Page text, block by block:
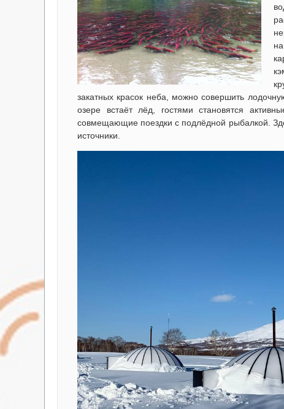
закатных красок неба, можно совершить
озере встаёт лёд, гостями становятся
совмещающие поездки с подлёдной рыбалкой.
источники.